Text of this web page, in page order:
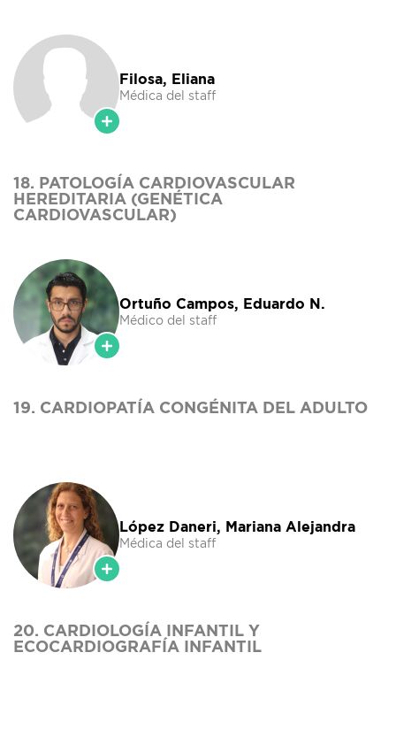
Filosa, Eliana
Médica del staff
18. PATOLOGÍA CARDIOVASCULAR
HEREDITARIA (GENÉTICA
CARDIOVASCULAR)
Ortuño Campos, Eduardo N.
Médico del staff
19. CARDIOPATÍA CONGÉNITA DEL ADULTO
López Daneri, Mariana Alejandra
Médica del staff
20. CARDIOLOGÍA INFANTIL Y
ECOCARDIOGRAFÍA INFANTIL